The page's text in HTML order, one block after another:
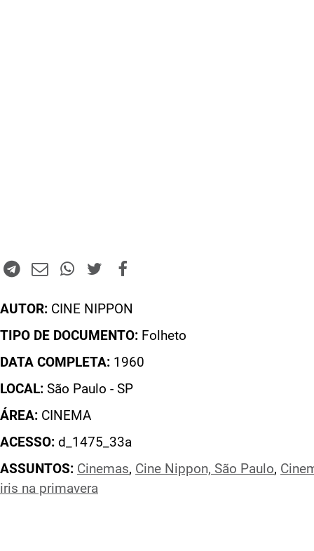
AUTOR: CINE NIPPON
TIPO DE DOCUMENTO: Folheto
DATA COMPLETA: 1960
LOCAL: São Paulo - SP
ÁREA: CINEMA
ACESSO: d_1475_33a
ASSUNTOS: Cinemas, Cine Nippon, São Paulo,
iris na primavera